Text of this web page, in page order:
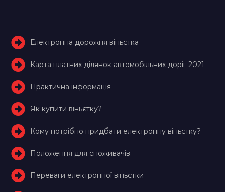
Електронна дорожня віньєтка
Карта платних ділянок автомобільних доріг 2021
Практична інформація
Як купити віньєтку?
Кому потрібно придбати електронну віньєтку?
Положення для споживачів
Переваги електронної віньєтки